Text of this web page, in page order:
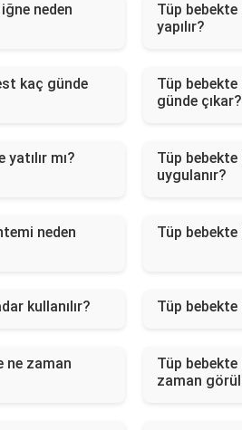
neden
Tüp
yapılır?
kaç günde
Tüp
günde çıkar?
mı?
Tüp
uygulanır?
neden
Tüp bebekte
kullanılır? Tüp bebekte
ne zaman
Tüp
zaman